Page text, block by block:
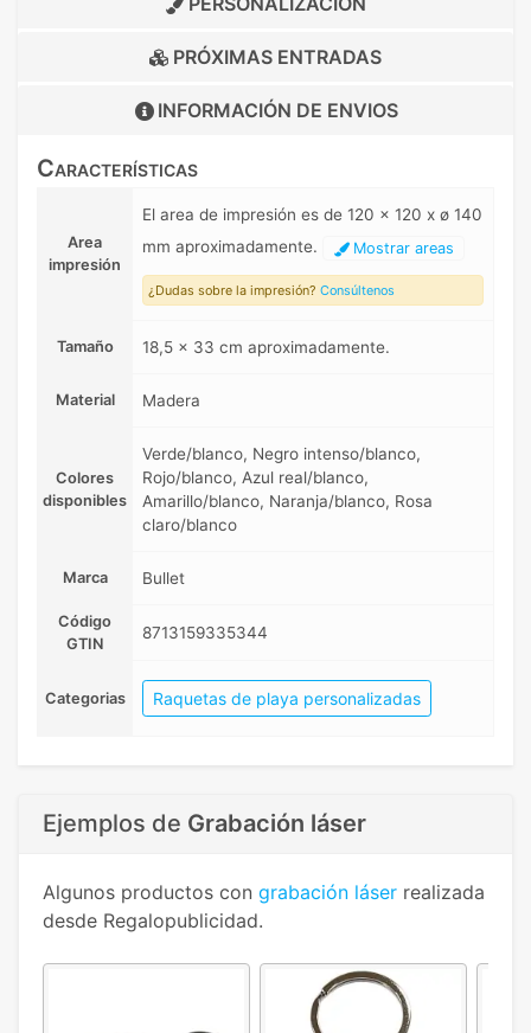
PRÓXIMAS ENTRADAS
INFORMACIÓN DE ENVIOS
Características
Area
impresión
El area de impresión es de 120 x 120 x ø 140
mm aproximadamente.
Mostrar areas
¿Dudas sobre la impresión? Consúltenos
Tamaño 18,5 x 33 cm aproximadamente.
Material Madera
Colores
disponibles
Verde/blanco, Negro intenso/blanco,
Rojo/blanco, Azul real/blanco,
Amarillo/blanco, Naranja/blanco, Rosa
claro/blanco
Marca Bullet
Código
GTIN
8713159335344
Categorias Raquetas de playa personalizadas
Ejemplos de Grabación láser
Algunos productos con grabación láser realizada
desde Regalopublicidad.